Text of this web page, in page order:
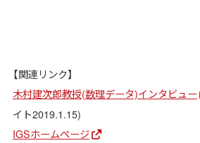
【関連リンク】
木村建次郎教授(数理データ)インタビュー
イト2019.1.15)
IGSホームページ